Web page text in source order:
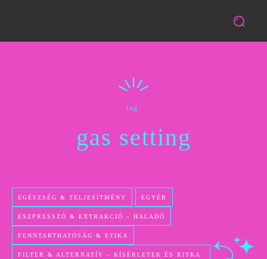
tag:
gas setting
EGÉSZSÉG & TELJESÍTMÉNY EGYÉB
ESZPRESSZÓ & EXTRAKCIÓ – HALADÓ
FENNTARTHATÓSÁG & ETIKA
FILTER & ALTERNATÍV – KÍSÉRLETEK ÉS RITKA